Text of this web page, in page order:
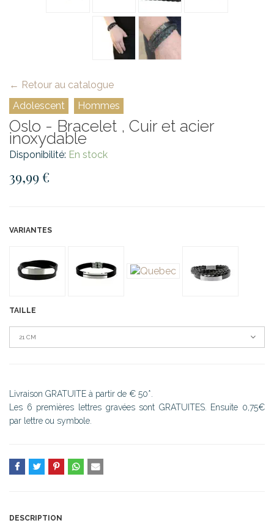
← Retour au catalogue
Adolescent
Hommes
Oslo - Bracelet , Cuir et acier
inoxydable
Disponibilité: En stock
39,99 €
VARIANTES
TAILLE
21 CM
Livraison GRATUITE à partir de € 50*.
Les 6 premières lettres gravées sont GRATUITES. Ensuite 0,75€
par lettre ou symbole.
DESCRIPTION